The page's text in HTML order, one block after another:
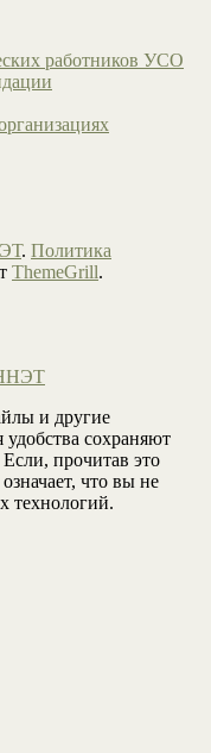
работников УСО
. Политика
ThemeGrill.
и другие
сохраняют
прочитав это
что вы не
технологий.